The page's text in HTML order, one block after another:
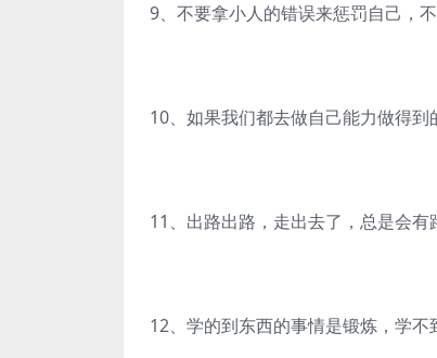
9、不要拿小人的错误来惩罚自己，
10、如果我们都去做自己能力做得到
11、出路出路，走出去了，总是会有
12、学的到东西的事情是锻炼，学不